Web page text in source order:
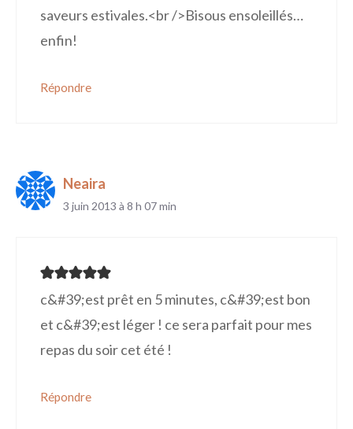
saveurs estivales.<br />Bisous ensoleillés…
enfin!
Répondre
Neaira
3 juin 2013 à 8 h 07 min
c&#39;est prêt en 5 minutes, c&#39;est bon
et c&#39;est léger ! ce sera parfait pour mes
repas du soir cet été !
Répondre